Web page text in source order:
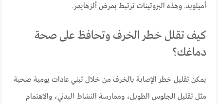
أميلويد. وهذه البروتينات ترتبط بمرض ألزهايمر.
كيف تقلل خطر الخرف وتحافظ على صحة
دماغك؟
يمكن تقليل خطر الإصابة بالخرف من خلال تبني عادات يومية صحية
مثل تقليل الجلوس الطويل، وممارسة النشاط البدني، والاهتمام